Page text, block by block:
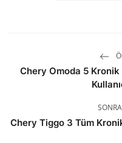
Chery Omoda 5 Kronik
Chery Tiggo 3 Tüm